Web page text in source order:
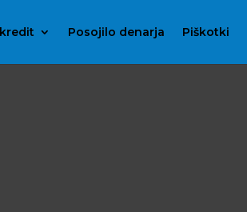
Posojilo denarja Piškotki